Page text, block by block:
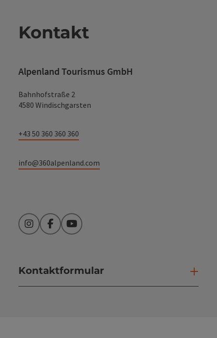
Kontakt
Alpenland Tourismus GmbH
Bahnhofstraße 2
4580 Windischgarsten
+43 50 360 360 360
info@360alpenland.com
InstagramFacebookYouTube
Kontaktformular